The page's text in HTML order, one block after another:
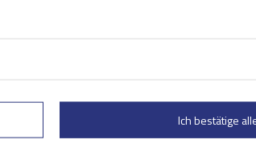
Ich bestätige